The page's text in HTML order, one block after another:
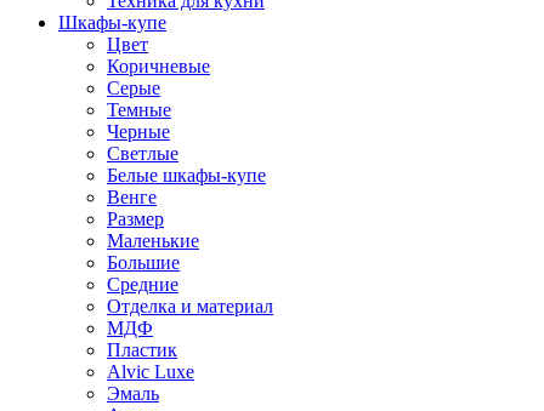
Шкафы-купе
Цвет
Коричневые
Серые
Темные
Черные
Светлые
Белые шкафы-купе
Венге
Размер
Маленькие
Большие
Средние
Отделка и материал
МДФ
Пластик
Alvic Luxe
Эмаль